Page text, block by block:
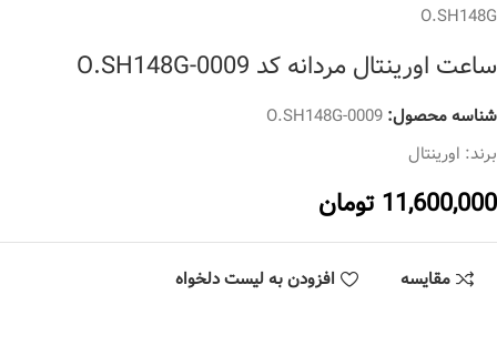
O.SH148G
ساعت اورینتال مردانه کد O.SH148G-0009
شناسه محصول:O.SH148G-0009
برند: اورینتال
11,600,000 تومان
مقایسه افزودن به لیست دلخواه